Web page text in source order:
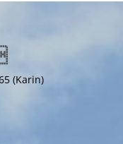
(Karin)